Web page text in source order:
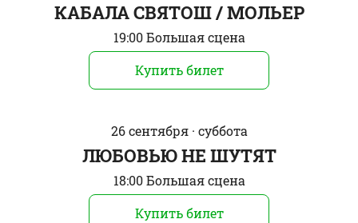
КАБАЛА СВЯТОШ / МОЛЬЕР
19:00 Большая сцена
Купить билет
26 сентября · суббота
ЛЮБОВЬЮ НЕ ШУТЯТ
18:00 Большая сцена
Купить билет